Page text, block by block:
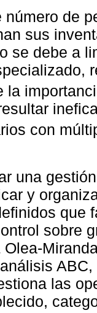
número de
sus
se debe a
la
con
una
y
que
sobre
Olea-
las